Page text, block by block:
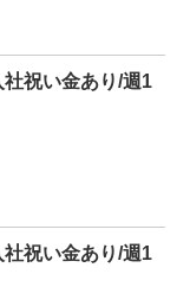
祝い金あり/週1
祝い金あり/週1